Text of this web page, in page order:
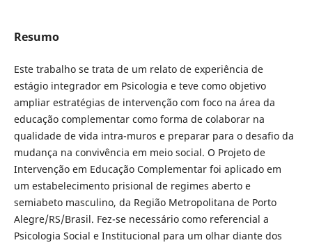
Resumo
Este trabalho se trata de um relato de experiência de
estágio integrador em Psicologia e teve como objetivo
ampliar estratégias de intervenção com foco na área da
educação complementar como forma de colaborar na
qualidade de vida intra-muros e preparar para o desafio da
mudança na convivência em meio social. O Projeto de
Intervenção em Educação Complementar foi aplicado em
um estabelecimento prisional de regimes aberto e
semiabeto masculino, da Região Metropolitana de Porto
Alegre/RS/Brasil. Fez-se necessário como referencial a
Psicologia Social e Institucional para um olhar diante dos